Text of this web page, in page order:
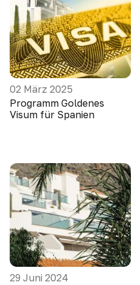
02 März 2025
Programm Goldenes
Visum für Spanien
29 Juni 2024